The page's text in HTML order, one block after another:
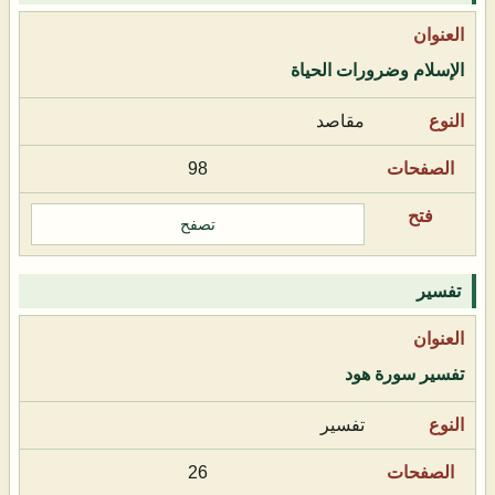
الإسلام وضرورات الحياة
مقاصد
98
تصفح
تفسير
تفسير سورة هود
تفسير
26